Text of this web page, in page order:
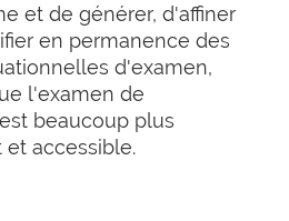
et de générer, d'affiner
en permanence des
d'examen,
l'examen de
est beaucoup plus
accessible.